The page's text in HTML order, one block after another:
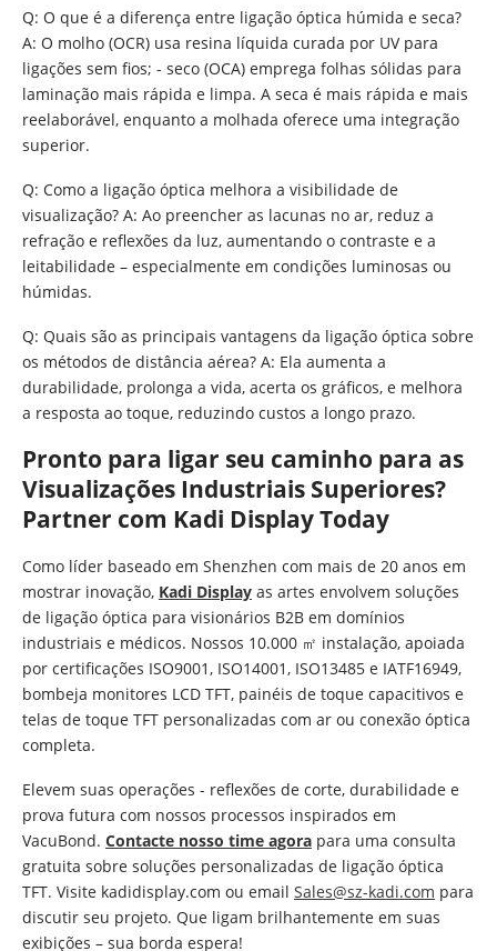
Q: O que é a diferença entre ligação óptica húmida e seca?
A: O molho (OCR) usa resina líquida curada por UV para
ligações sem fios; - seco (OCA) emprega folhas sólidas para
laminação mais rápida e limpa. A seca é mais rápida e mais
reelaborável, enquanto a molhada oferece uma integração
superior.
Q: Como a ligação óptica melhora a visibilidade de
visualização? A: Ao preencher as lacunas no ar, reduz a
refração e reflexões da luz, aumentando o contraste e a
leitabilidade – especialmente em condições luminosas ou
húmidas.
Q: Quais são as principais vantagens da ligação óptica sobre
os métodos de distância aérea? A: Ela aumenta a
durabilidade, prolonga a vida, acerta os gráficos, e melhora
a resposta ao toque, reduzindo custos a longo prazo.
Pronto para ligar seu caminho para as
Visualizações Industriais Superiores?
Partner com Kadi Display Today
Como líder baseado em Shenzhen com mais de 20 anos em
mostrar inovação, Kadi Display as artes envolvem soluções
de ligação óptica para visionários B2B em domínios
industriais e médicos. Nossos 10.000 ㎡ instalação, apoiada
por certificações ISO9001, ISO14001, ISO13485 e IATF16949,
bombeja monitores LCD TFT, painéis de toque capacitivos e
telas de toque TFT personalizadas com ar ou conexão óptica
completa.
Elevem suas operações - reflexões de corte, durabilidade e
prova futura com nossos processos inspirados em
VacuBond. Contacte nosso time agora para uma consulta
gratuita sobre soluções personalizadas de ligação óptica
TFT. Visite kadidisplay.com ou email Sales@sz-kadi.com para
discutir seu projeto. Que ligam brilhantemente em suas
exibições – sua borda espera!